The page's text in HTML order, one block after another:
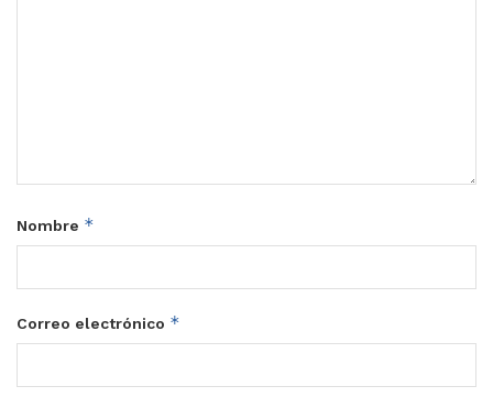
Nombre *
Correo electrónico *